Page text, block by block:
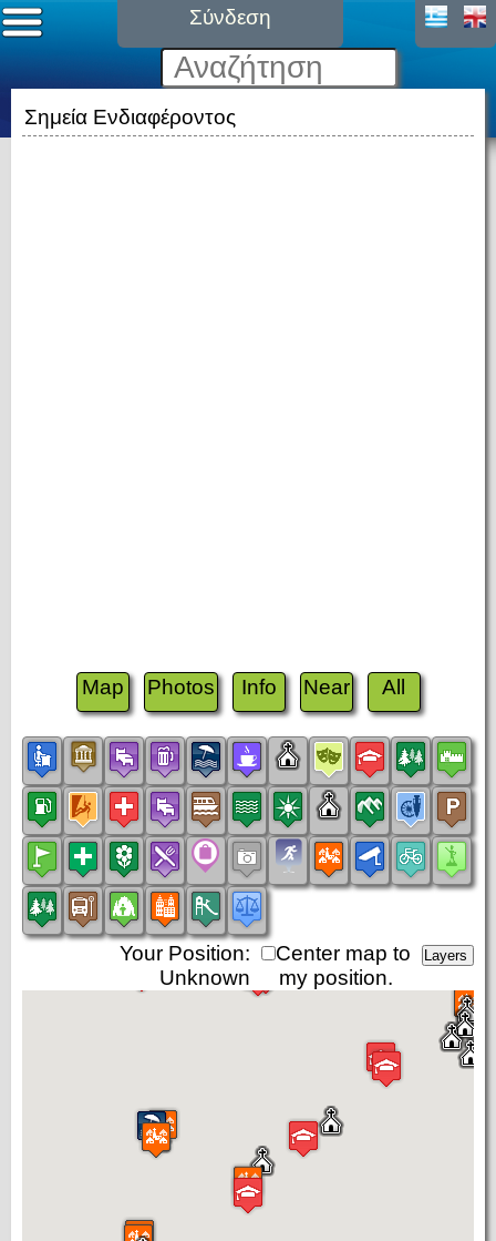
Σύνδεση
Σημεία Ενδιαφέροντος
Map Photos Info Near All
Center map to
my position.
Your Position:
Unknown